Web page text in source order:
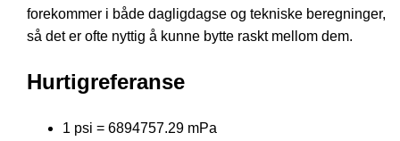
forekommer i både dagligdagse og tekniske beregninger,
så det er ofte nyttig å kunne bytte raskt mellom dem.
Hurtigreferanse
1 psi = 6894757.29 mPa